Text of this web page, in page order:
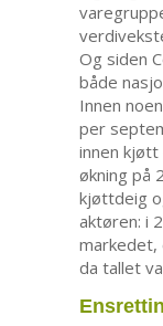
Og siden
både
Innen
per
innen
økning på
kjøttdeig
aktøren: i
markedet,
da tallet